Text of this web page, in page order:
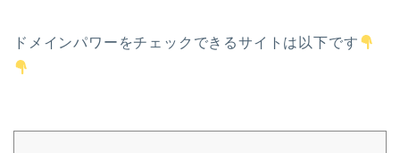
ドメインパワーをチェックできるサイトは以下です